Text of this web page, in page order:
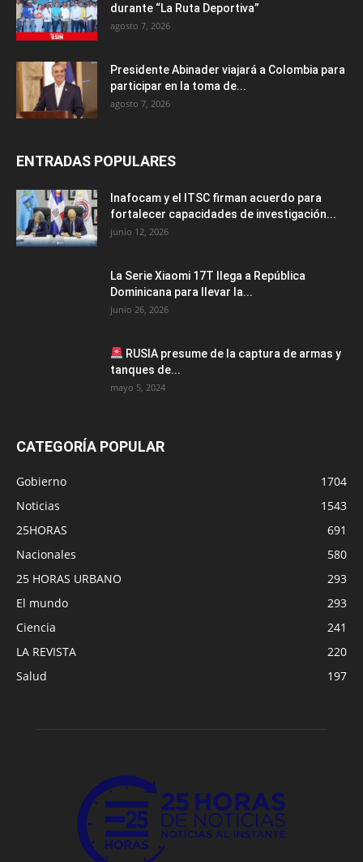
durante “La Ruta Deportiva”
agosto 7, 2026
Presidente Abinader viajará a Colombia para
participar en la toma de...
agosto 7, 2026
ENTRADAS POPULARES
Inafocam y el ITSC firman acuerdo para
fortalecer capacidades de investigación...
junio 12, 2026
La Serie Xiaomi 17T llega a República
Dominicana para llevar la...
junio 26, 2026
RUSIA presume de la captura de armas y
tanques de...
mayo 5, 2024
CATEGORÍA POPULAR
Gobierno
1704
Noticias
1543
25HORAS
691
Nacionales
580
25 HORAS URBANO
293
El mundo
293
Ciencia
241
LA REVISTA
220
Salud
197